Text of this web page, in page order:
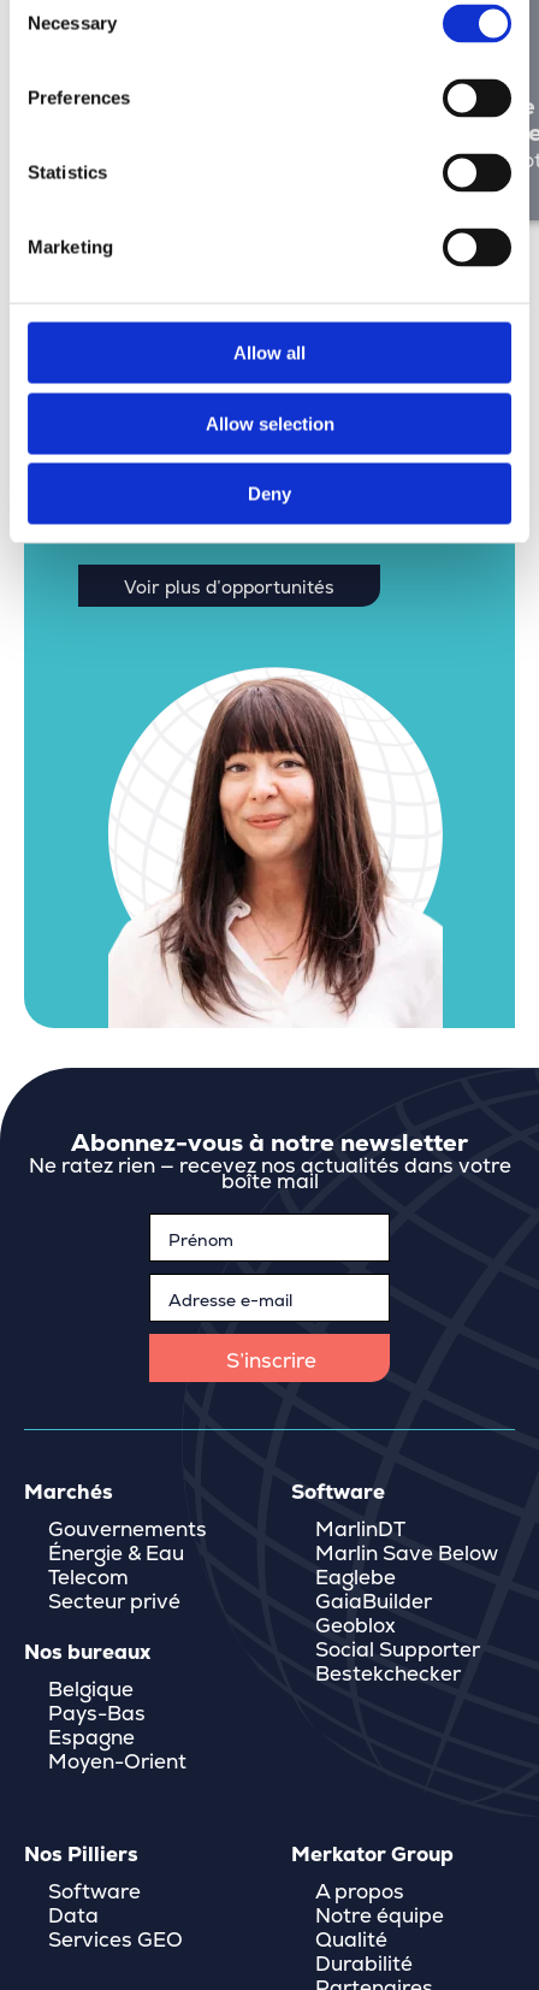
Selection
Necessary
Preferences
Statistics
Marketing
Allow all
Allow selection
Deny
Ryck parle de son expérience
Notre équipe
Vous n’avez pas trouvé le poste idéal ici ?
N’hésitez pas à jeter un coup d’œil
supplémentaire. Nous avons encore de
nombreuses autres offres intéressantes pour
notre site de Louvain.
Voir plus d’opportunités
Abonnez-vous à notre newsletter
Ne ratez rien — recevez nos actualités dans votre
boîte mail
Marchés
Gouvernements
Énergie & Eau
Telecom
Secteur privé
Nos bureaux
Belgique
Pays-Bas
Espagne
Moyen-Orient
Software
MarlinDT
Marlin Save Below
Eaglebe
GaiaBuilder
Geoblox
Social Supporter
Bestekchecker
Nos Pilliers
Software
Data
Services GEO
Merkator Group
A propos
Notre équipe
Qualité
Durabilité